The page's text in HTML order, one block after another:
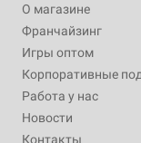
О магазине
Франчайзинг
Игры оптом
Корпоративные
Работа у нас
Новости
Контакты